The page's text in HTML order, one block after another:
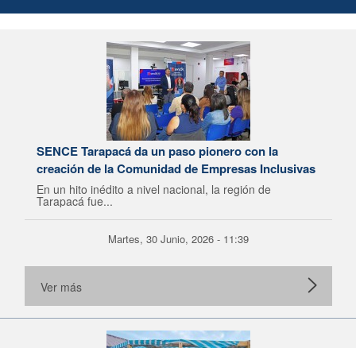
SENCE Tarapacá da un paso pionero con la
creación de la Comunidad de Empresas Inclusivas
En un hito inédito a nivel nacional, la región de
Tarapacá fue...
Martes, 30 Junio, 2026 - 11:39
Ver más